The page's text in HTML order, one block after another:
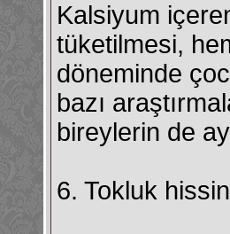
Kalsiyum
tüketilmesi,
döneminde
bazı
bireylerin de
6. Tokluk